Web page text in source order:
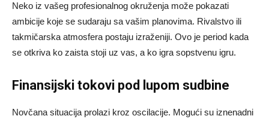
Neko iz vašeg profesionalnog okruženja može pokazati
ambicije koje se sudaraju sa vašim planovima. Rivalstvo ili
takmičarska atmosfera postaju izraženiji. Ovo je period kada
se otkriva ko zaista stoji uz vas, a ko igra sopstvenu igru.
Finansijski tokovi pod lupom sudbine
Novčana situacija prolazi kroz oscilacije. Mogući su iznenadni